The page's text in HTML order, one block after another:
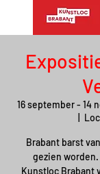
16 september - 14
Brabant barst
gezien
Kunstloc Brabant